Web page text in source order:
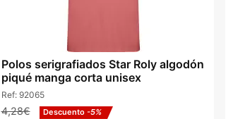
Polos serigrafiados Star Roly algodón
piqué manga corta unisex
Ref: 92065
4,28€ Descuento -5%